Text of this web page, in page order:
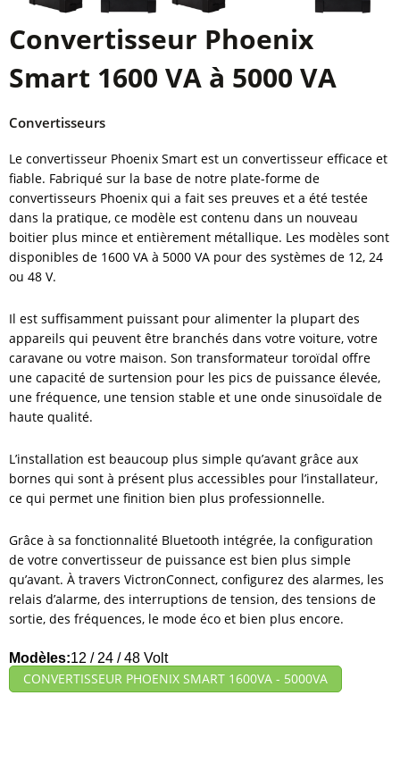
Convertisseur Phoenix
Smart 1600 VA à 5000 VA
Convertisseurs
Le convertisseur Phoenix Smart est un convertisseur efficace et
fiable. Fabriqué sur la base de notre plate-forme de
convertisseurs Phoenix qui a fait ses preuves et a été testée
dans la pratique, ce modèle est contenu dans un nouveau
boitier plus mince et entièrement métallique. Les modèles sont
disponibles de 1600 VA à 5000 VA pour des systèmes de 12, 24
ou 48 V.
Il est suffisamment puissant pour alimenter la plupart des
appareils qui peuvent être branchés dans votre voiture, votre
caravane ou votre maison. Son transformateur toroïdal offre
une capacité de surtension pour les pics de puissance élevée,
une fréquence, une tension stable et une onde sinusoïdale de
haute qualité.
L’installation est beaucoup plus simple qu’avant grâce aux
bornes qui sont à présent plus accessibles pour l’installateur,
ce qui permet une finition bien plus professionnelle.
Grâce à sa fonctionnalité Bluetooth intégrée, la configuration
de votre convertisseur de puissance est bien plus simple
qu’avant. À travers VictronConnect, configurez des alarmes, les
relais d’alarme, des interruptions de tension, des tensions de
sortie, des fréquences, le mode éco et bien plus encore.
Modèles:12 / 24 / 48 Volt
CONVERTISSEUR PHOENIX SMART 1600VA - 5000VA